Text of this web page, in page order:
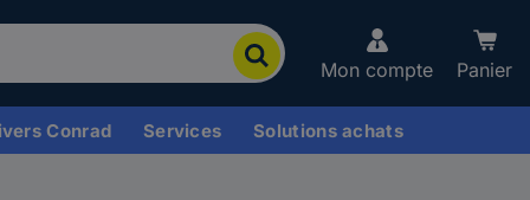
Mon compte Panier
Conrad Services Solutions achats